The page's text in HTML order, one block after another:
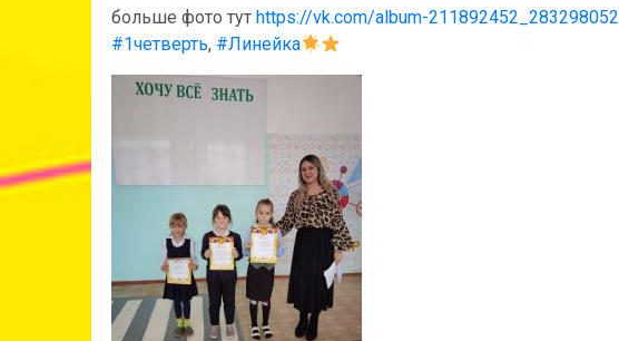
больше фото тут https://vk.com/album-211892452_283298052
#1четверть, #Линейка